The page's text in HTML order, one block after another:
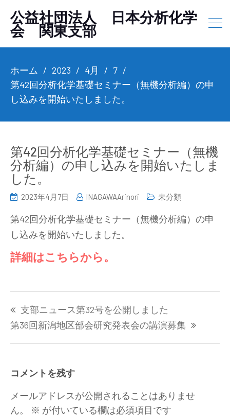
公益社団法人 日本分析化学
会 関東支部
ホーム 2023 4月
7
第42回分析化学基礎セミナー（無機分析編）の申
し込みを開始いたしました。
第42回分析化学基礎セミナー（無機
分析編）の申し込みを開始いたしま
した。
2023年4月7日 INAGAWAArinori 未分類
第42回分析化学基礎セミナー（無機分析編）の申
し込みを開始いたしました。
詳細はこちらから。
稿
ナ
シ
ョ
ン
支部ニュース第32号を公開しました
第36回新潟地区部会研究発表会の講演募集
コメントを残す
メールアドレスが公開されることはありませ
ん。
※ が付いている欄は必須項目です